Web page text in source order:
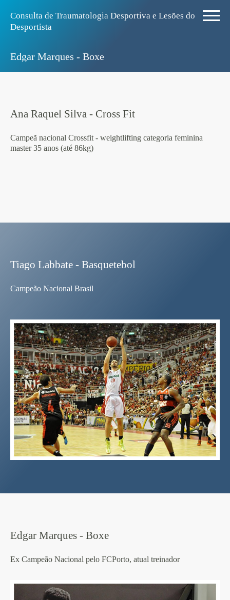
Consulta de Traumatologia Desportiva e Lesões do
Desportista
Edgar Marques - Boxe
Ana Raquel Silva - Cross Fit
Campeã nacional Crossfit - weightlifting categoria feminina
master 35 anos (até 86kg)
Tiago Labbate - Basquetebol
Campeão Nacional Brasil
Edgar Marques - Boxe
Ex Campeão Nacional pelo FCPorto, atual treinador